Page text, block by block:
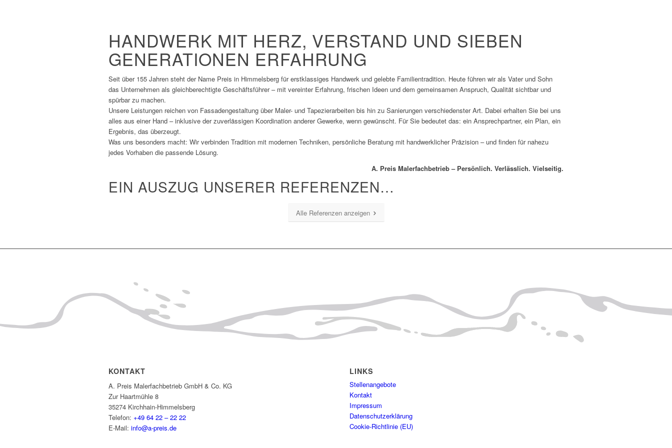
HANDWERK MIT HERZ, VERSTAND UND SIEBEN
GENERATIONEN ERFAHRUNG
Seit über 155 Jahren steht der Name Preis in Himmelsberg für erstklassiges Handwerk und gelebte Familientradition. Heute führen wir als Vater und Sohn
das Unternehmen als gleichberechtigte Geschäftsführer – mit vereinter Erfahrung, frischen Ideen und dem gemeinsamen Anspruch, Qualität sichtbar und
spürbar zu machen.
Unsere Leistungen reichen von Fassadengestaltung über Maler- und Tapezierarbeiten bis hin zu Sanierungen verschiedenster Art. Dabei erhalten Sie bei uns
alles aus einer Hand – inklusive der zuverlässigen Koordination anderer Gewerke, wenn gewünscht. Für Sie bedeutet das: ein Ansprechpartner, ein Plan, ein
Ergebnis, das überzeugt.
Was uns besonders macht: Wir verbinden Tradition mit modernen Techniken, persönliche Beratung mit handwerklicher Präzision – und finden für nahezu
jedes Vorhaben die passende Lösung.
A. Preis Malerfachbetrieb – Persönlich. Verlässlich. Vielseitig.
EIN AUSZUG UNSERER REFERENZEN…
Alle Referenzen anzeigen
KONTAKT
A. Preis Malerfachbetrieb GmbH & Co. KG
Zur Haartmühle 8
35274 Kirchhain-Himmelsberg
Telefon: +49 64 22 – 22 22
E-Mail: info@a-preis.de
LINKS
Stellenangebote
Kontakt
Impressum
Datenschutzerklärung
Cookie-Richtlinie (EU)